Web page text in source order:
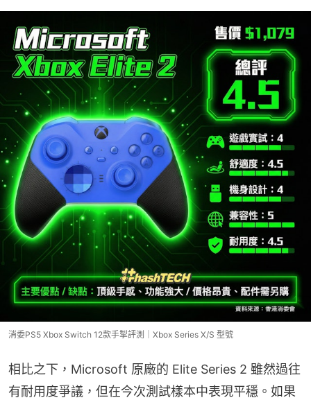
消委PS5 Xbox Switch 12款手掣評測｜Xbox Series X/S 型號
相比之下，Microsoft 原廠的 Elite Series 2 雖然過往
有耐用度爭議，但在今次測試樣本中表現平穩。如果